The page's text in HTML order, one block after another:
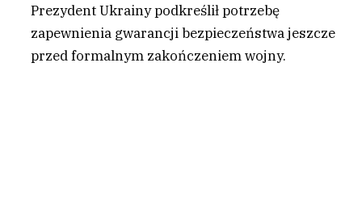
Prezydent Ukrainy podkreślił potrzebę
zapewnienia gwarancji bezpieczeństwa jeszcze
przed formalnym zakończeniem wojny.